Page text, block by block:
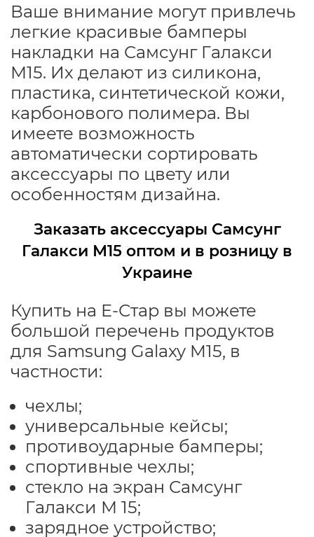
Ваше внимание могут привлечь
легкие красивые бамперы
накладки на Самсунг Галакси
М15. Их делают из силикона,
пластика, синтетической кожи,
карбонового полимера. Вы
имеете возможность
автоматически сортировать
аксессуары по цвету или
особенностям дизайна.
Заказать аксессуары Самсунг
Галакси М15 оптом и в розницу в
Украине
Купить на Е-Стар вы можете
большой перечень продуктов
для Samsung Galaxy M15, в
частности:
чехлы;
универсальные кейсы;
противоударные бамперы;
спортивные чехлы;
стекло на экран Самсунг
Галакси М 15;
зарядное устройство;